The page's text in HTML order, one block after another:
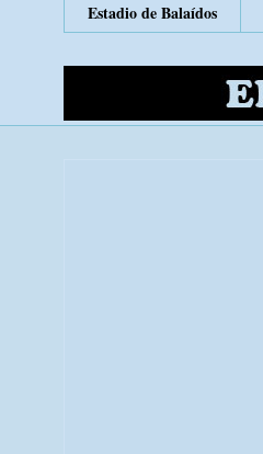
Estadio de Balaídos